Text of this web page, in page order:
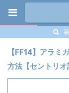
【FF14】アラミ
方法【セントリオ